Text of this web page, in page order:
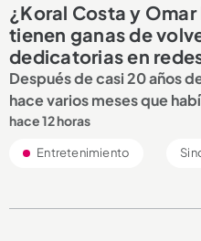
¿Koral Costa y
tienen ganas de
dedicatorias en
Después de casi 20 años
hace varios meses que
hace 12 horas
Entretenimiento